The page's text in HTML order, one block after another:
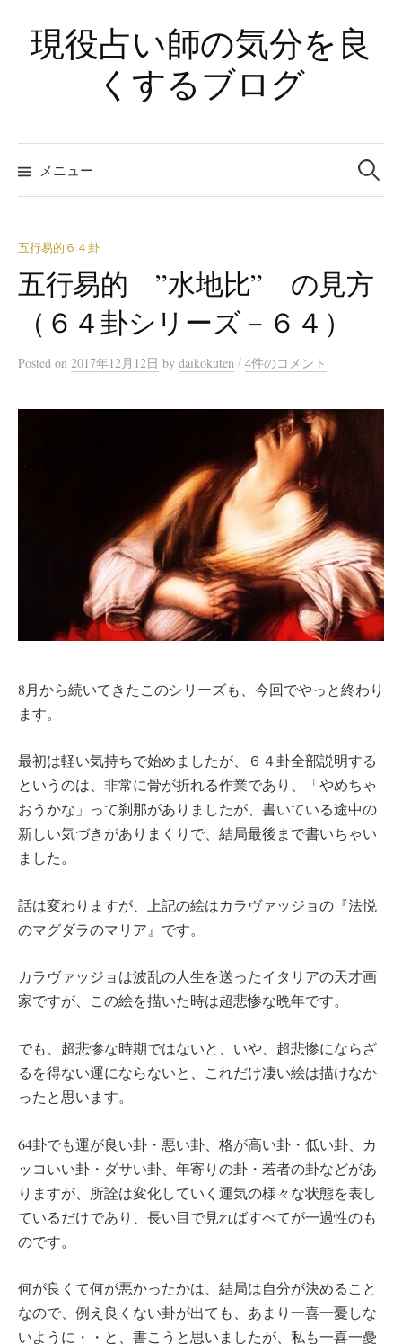
ン
テ
キ
現役占い師の気分を良
くするブログ
メニュー
検
索:
五行易的６４卦
五行易的 ”水地比” の見方
（６４卦シリーズ－６４）
Posted on 2017年12月12日 by daikokuten / 4件のコメント
8月から続いてきたこのシリーズも、今回でやっと終わり
ます。
最初は軽い気持ちで始めましたが、６４卦全部説明する
というのは、非常に骨が折れる作業であり、「やめちゃ
おうかな」って刹那がありましたが、書いている途中の
新しい気づきがありまくりで、結局最後まで書いちゃい
ました。
話は変わりますが、上記の絵はカラヴァッジョの『法悦
のマグダラのマリア』です。
カラヴァッジョは波乱の人生を送ったイタリアの天才画
家ですが、この絵を描いた時は超悲惨な晩年です。
でも、超悲惨な時期ではないと、いや、超悲惨にならざ
るを得ない運にならないと、これだけ凄い絵は描けなか
ったと思います。
64卦でも運が良い卦・悪い卦、格が高い卦・低い卦、カ
ッコいい卦・ダサい卦、年寄りの卦・若者の卦などがあ
りますが、所詮は変化していく運気の様々な状態を表し
ているだけであり、長い目で見ればすべてが一過性のも
のです。
何が良くて何が悪かったかは、結局は自分が決めること
なので、例え良くない卦が出ても、あまり一喜一憂しな
いように・・と、書こうと思いましたが、私も一喜一憂